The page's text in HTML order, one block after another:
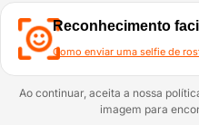
Reconhecimento
Como enviar uma selfie de
Ao continuar, aceita a nossa
imagem para